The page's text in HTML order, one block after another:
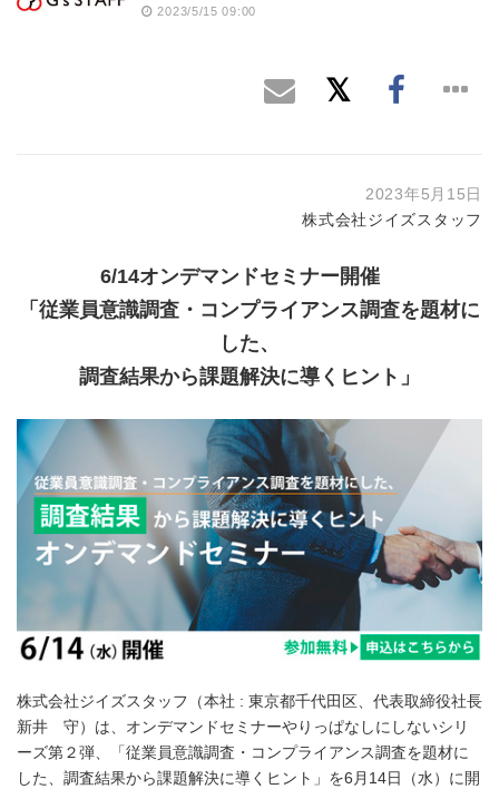
2023/5/15 09:00
2023年5月15日
株式会社ジイズスタッフ
6/14オンデマンドセミナー開催
「従業員意識調査・コンプライアンス調査を題材に
した、
調査結果から課題解決に導くヒント」
株式会社ジイズスタッフ（本社 : 東京都千代田区、代表取締役社長
新井 守）は、オンデマンドセミナーやりっぱなしにしないシリ
ーズ第２弾、「従業員意識調査・コンプライアンス調査を題材に
した、調査結果から課題解決に導くヒント」を6月14日（水）に開